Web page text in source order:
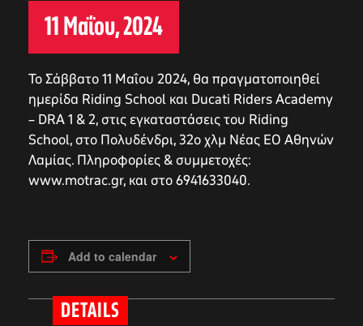
11 Μαΐου, 2024
Το Σάββατο 11 Μαΐου 2024, θα πραγματοποιηθεί
ημερίδα Riding School και Ducati Riders Academy
– DRA 1 & 2, στις εγκαταστάσεις του Riding
School, στο Πολυδένδρι, 32ο χλμ Νέας ΕΟ Αθηνών
Λαμίας. Πληροφορίες & συμμετοχές:
www.motrac.gr, και στο 6941633040.
Add to calendar
DETAILS